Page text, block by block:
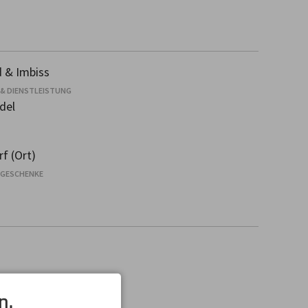
Imbiss
DIENSTLEISTUNG
(Ort)